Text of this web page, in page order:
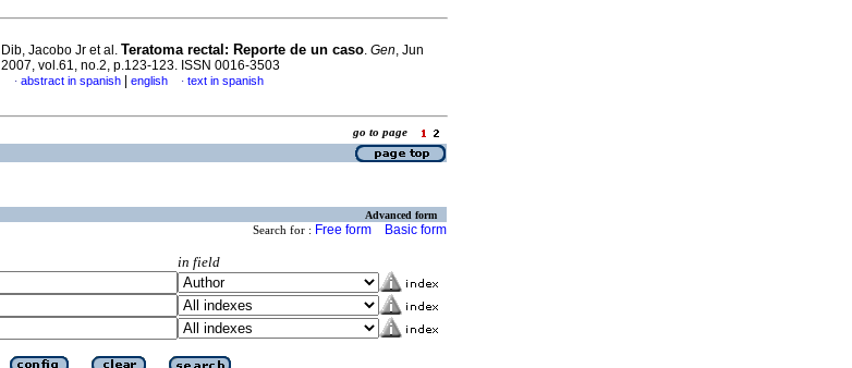
Dib, Jacobo Jr et al. Teratoma rectal : Reporte de un caso. Gen, Jun
2007, vol.61, no.2, p.123-123. ISSN 0016-3503
· abstract in spanish english · text in spanish
go to page
Advanced form
Search for : Free form Basic form
in field